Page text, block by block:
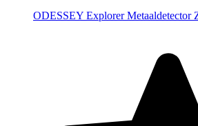
ODESSEY Explorer Metaaldetector